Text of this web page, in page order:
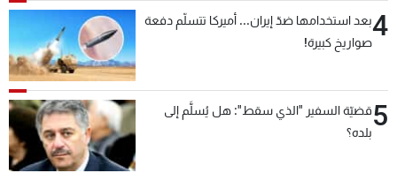
4بعد استخدامها ضدّ إيران... أميركا تتسلّم دفعة
صواريخ كبيرة!
5قضيّة السفير "الذي سقط": هل يُسلَّم إلى
بلده؟